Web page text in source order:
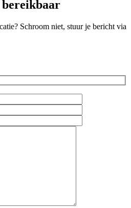
bereikbaar
Schroom niet, stuur je bericht via